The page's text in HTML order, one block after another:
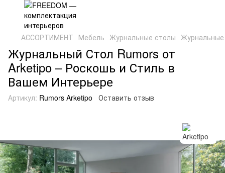
АССОРТИМЕНТ Мебель Журнальные столы
Журнальный Стол Rumors от
Arketipo – Роскошь и Стиль в
Вашем Интерьере
Артикул: Rumors Arketipo Оставить отзыв